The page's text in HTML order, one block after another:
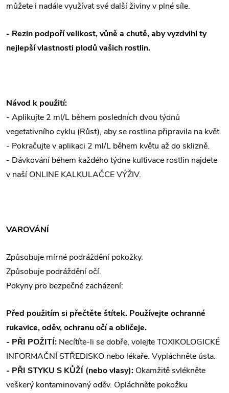
můžete i nadále využívat své další živiny v plné síle.
- Rezin podpoří velikost, vůně a chutě, aby vyzdvihl ty
nejlepší vlastnosti plodů vašich rostlin.
Návod k použití:
- Aplikujte 2 ml/L během posledních dvou týdnů
vegetativního cyklu (Růst), aby se rostlina připravila na květ.
- Pokračujte v aplikaci 2 ml/L během květu až do sklizně.
- Dávkování během každého týdne kultivace rostlin najdete
v naší ONLINE KALKULAČCE VÝŽIV.
VAROVÁNÍ
Způsobuje mírné podráždění pokožky.
Způsobuje podráždění očí.
Pokyny pro bezpečné zacházení:
Před použitím si přečtěte štítek. Používejte ochranné
rukavice, oděv, ochranu očí a obličeje.
- PŘI POŽITÍ: Necítíte-li se dobře, volejte TOXIKOLOGICKÉ
INFORMAČNÍ STŘEDISKO nebo lékaře. Vypláchněte ústa.
- PŘI STYKU S KŮŽÍ (nebo vlasy): Okamžitě svlékněte
veškerý kontaminovaný oděv. Opláchněte pokožku